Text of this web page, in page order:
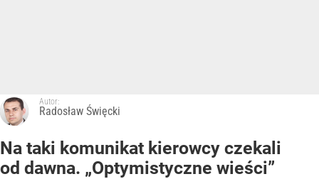
Autor:
Radosław Święcki
Na taki komunikat kierowcy czekali
od dawna. „Optymistyczne wieści”